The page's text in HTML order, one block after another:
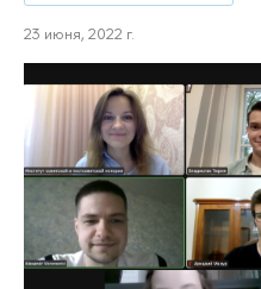
23 июня, 2022 г.